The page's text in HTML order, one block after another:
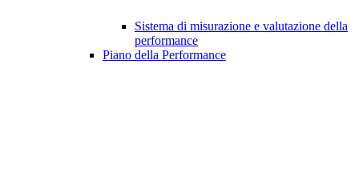
Sistema di misurazione e valutazione della
performance
Piano della Performance